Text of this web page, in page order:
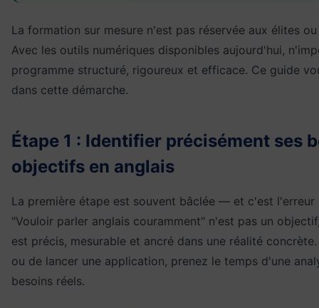
La formation sur mesure n'est pas réservée aux élites
Avec les outils numériques disponibles aujourd'hui,
programme structuré, rigoureux et efficace. Ce guide
dans cette démarche.
Étape 1 : Identifier précisément ses
objectifs en anglais
La première étape est souvent bâclée — et c'est l'erreur
"Vouloir parler anglais couramment" n'est pas un
est précis, mesurable et ancré dans une réalité
ou de lancer une application, prenez le temps d'une
besoins réels.